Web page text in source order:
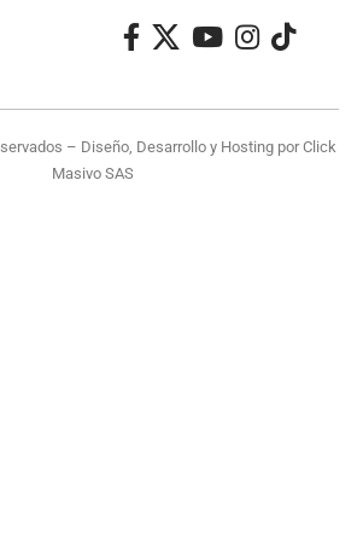
– Diseño, Desarrollo y Hosting porClick
Masivo SAS